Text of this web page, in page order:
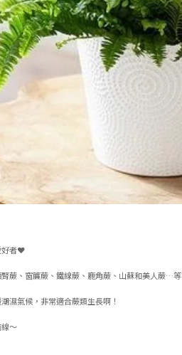
好者❤️
蕨、窗簾蕨、鐵線蕨、鹿角蕨、山蘇和美人蕨…
濕氣候，非常適合蕨類生長啊！
～